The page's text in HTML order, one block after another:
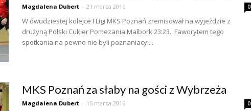
Magdalena Dubert - 21 marca 2016 0
W dwudziestej kolejce I Ligi MKS Poznań zremisował na wyjeździe z
drużyną Polski Cukier Pomezania Malbork 23:23. Faworytem tego
spotkania na pewno nie byli poznaniacy....
MKS Poznań za słaby na gości z Wybrzeża
Magdalena Dubert - 15 marca 2016 0